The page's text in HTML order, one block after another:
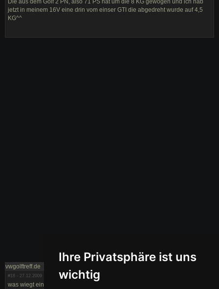
Ihre Privatsphäre ist uns
wichtig
Die aus dem Golf 2 PN, also 71 PS hat um die 8 KG gewogen und ich hab
jetzt in meinem 16V eine drin vom einser GTI die abgedreht wurde auf 4,5
KG^^
vwgolftreff.de
#18 - 27.12.2009
was wiegt ein vw golf erleichterte schwungscheibe golf 1 cabrio schwungrad